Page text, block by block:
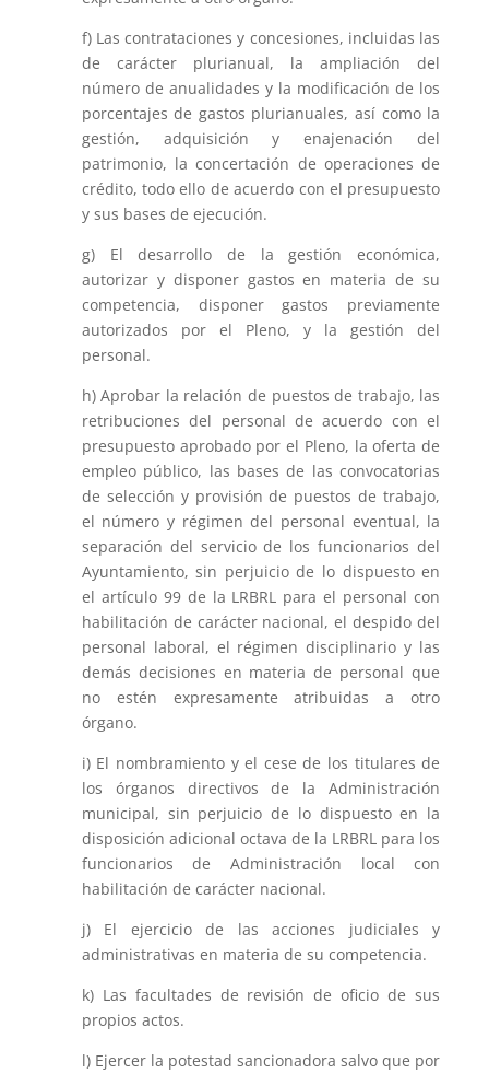
f) Las contrataciones y concesiones, incluidas las
de carácter plurianual, la ampliación del
número de anualidades y la modificación de los
porcentajes de gastos plurianuales, así como la
gestión, adquisición y enajenación del
patrimonio, la concertación de operaciones de
crédito, todo ello de acuerdo con el presupuesto
y sus bases de ejecución.
g) El desarrollo de la gestión económica,
autorizar y disponer gastos en materia de su
competencia, disponer gastos previamente
autorizados por el Pleno, y la gestión del
personal.
h) Aprobar la relación de puestos de trabajo, las
retribuciones del personal de acuerdo con el
presupuesto aprobado por el Pleno, la oferta de
empleo público, las bases de las convocatorias
de selección y provisión de puestos de trabajo,
el número y régimen del personal eventual, la
separación del servicio de los funcionarios del
Ayuntamiento, sin perjuicio de lo dispuesto en
el artículo 99 de la LRBRL para el personal con
habilitación de carácter nacional, el despido del
personal laboral, el régimen disciplinario y las
demás decisiones en materia de personal que
no estén expresamente atribuidas a otro
órgano.
i) El nombramiento y el cese de los titulares de
los órganos directivos de la Administración
municipal, sin perjuicio de lo dispuesto en la
disposición adicional octava de la LRBRL para los
funcionarios de Administración local con
habilitación de carácter nacional.
j) El ejercicio de las acciones judiciales y
administrativas en materia de su competencia.
k) Las facultades de revisión de oficio de sus
propios actos.
l) Ejercer la potestad sancionadora salvo que por